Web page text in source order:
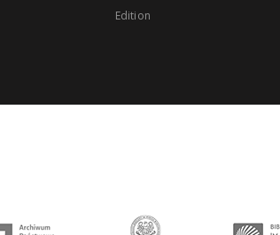
Edition